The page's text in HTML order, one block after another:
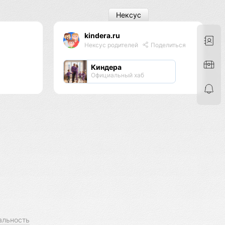
kindera.ru
Нексус родителей Поделиться
Киндера
Официальный хаб
Нексус